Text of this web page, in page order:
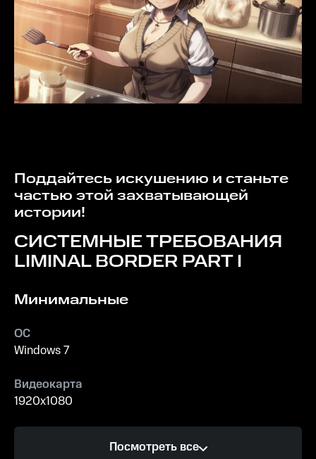
Поддайтесь искушению и станьте
частью этой захватывающей
истории!
СИСТЕМНЫЕ ТРЕБОВАНИЯ
LIMINAL BORDER PART I
Минимальные
ОС
Windows 7
Видеокарта
1920x1080
Посмотреть все